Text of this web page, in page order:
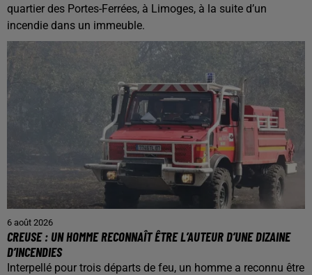
quartier des Portes-Ferrées, à Limoges, à la suite d’un
incendie dans un immeuble.
6 août 2026
CREUSE : UN HOMME RECONNAÎT ÊTRE L’AUTEUR D’UNE DIZAINE
D’INCENDIES
Interpellé pour trois départs de feu, un homme a reconnu être